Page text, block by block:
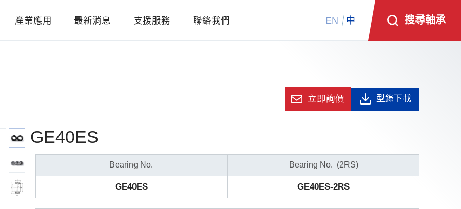
產業應用 最新消息 支援服務 聯絡我們 EN 中 搜尋軸承
立即詢價 型錄下載
GE40ES
Bearing No.
GE40ES
Bearing No. (2RS)
GE40ES-2RS